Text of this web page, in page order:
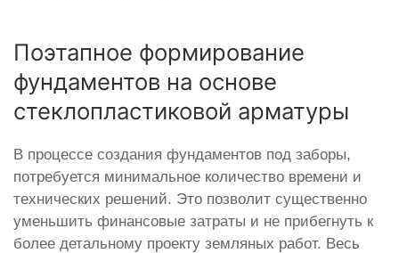
Поэтапное формирование
фундаментов на основе
стеклопластиковой арматуры
В процессе создания фундаментов под заборы,
потребуется минимальное количество времени и
технических решений. Это позволит существенно
уменьшить финансовые затраты и не прибегнуть к
более детальному проекту земляных работ. Весь